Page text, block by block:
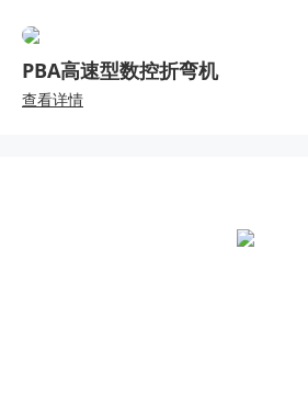
PBA高速型数控折弯机
查看详情